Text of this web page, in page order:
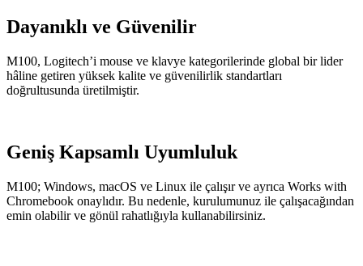
Dayanıklı ve Güvenilir
M100, Logitech’i mouse ve klavye kategorilerinde global bir lider
hâline getiren yüksek kalite ve güvenilirlik standartları
doğrultusunda üretilmiştir.
Geniş Kapsamlı Uyumluluk
M100; Windows, macOS ve Linux ile çalışır ve ayrıca Works with
Chromebook onaylıdır. Bu nedenle, kurulumunuz ile çalışacağından
emin olabilir ve gönül rahatlığıyla kullanabilirsiniz.